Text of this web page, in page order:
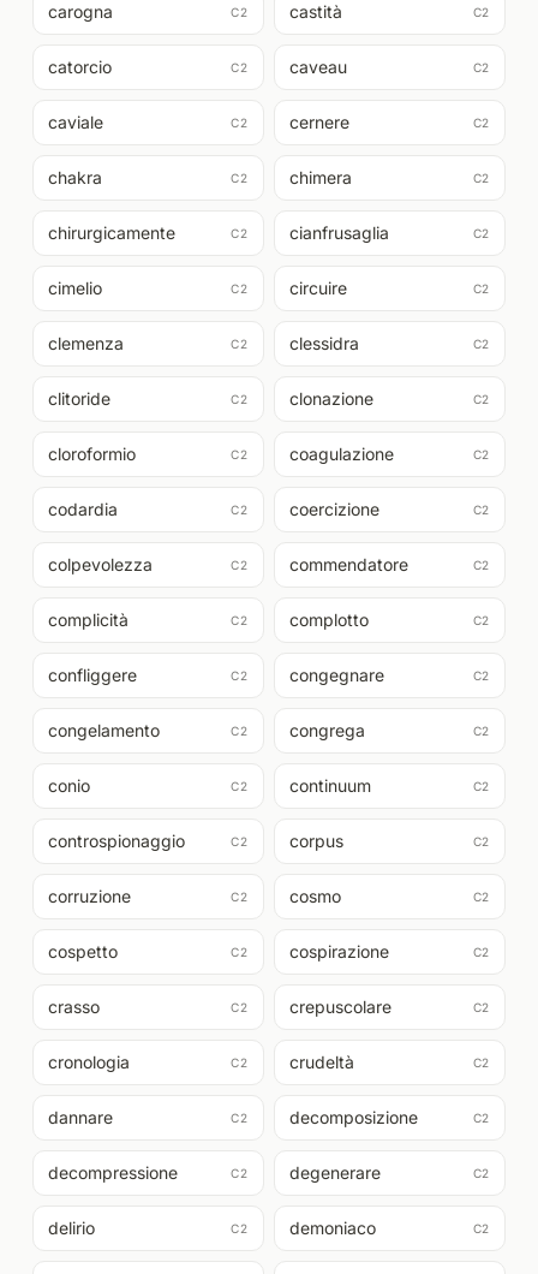
carogna C2 castità C2
catorcio C2 caveau C2
caviale C2 cernere C2
chakra C2 chimera C2
chirurgicamente C2 cianfrusaglia C2
cimelio C2 circuire C2
clemenza C2 clessidra C2
clitoride C2 clonazione C2
cloroformio C2 coagulazione C2
codardia C2 coercizione C2
colpevolezza C2 commendatore C2
complicità C2 complotto C2
confliggere C2 congegnare C2
congelamento C2 congrega C2
conio C2 continuum C2
controspionaggio C2 corpus C2
corruzione C2 cosmo C2
cospetto C2 cospirazione C2
crasso C2 crepuscolare C2
cronologia C2 crudeltà C2
dannare C2 decomposizione C2
decompressione C2 degenerare C2
delirio C2 demoniaco C2